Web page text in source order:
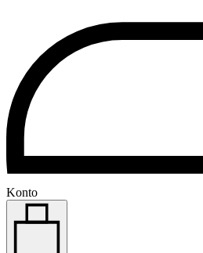
Konto